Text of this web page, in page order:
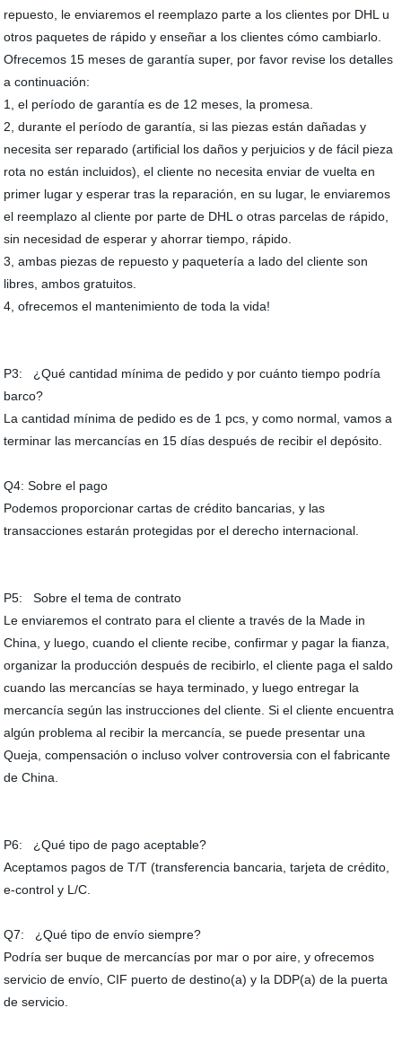
repuesto, le enviaremos el reemplazo parte a los clientes por DHL u
otros paquetes de rápido y enseñar a los clientes cómo cambiarlo.
Ofrecemos 15 meses de garantía super, por favor revise los detalles
a continuación:
1, el período de garantía es de 12 meses, la promesa.
2, durante el período de garantía, si las piezas están dañadas y
necesita ser reparado (artificial los daños y perjuicios y de fácil pieza
rota no están incluidos), el cliente no necesita enviar de vuelta en
primer lugar y esperar tras la reparación, en su lugar, le enviaremos
el reemplazo al cliente por parte de DHL o otras parcelas de rápido,
sin necesidad de esperar y ahorrar tiempo, rápido.
3, ambas piezas de repuesto y paquetería a lado del cliente son
libres, ambos gratuitos.
4, ofrecemos el mantenimiento de toda la vida!
P3: ¿Qué cantidad mínima de pedido y por cuánto tiempo podría
barco?
La cantidad mínima de pedido es de 1 pcs, y como normal, vamos a
terminar las mercancías en 15 días después de recibir el depósito.
Q4: Sobre el pago
Podemos proporcionar cartas de crédito bancarias, y las
transacciones estarán protegidas por el derecho internacional.
P5: Sobre el tema de contrato
Le enviaremos el contrato para el cliente a través de la Made in
China, y luego, cuando el cliente recibe, confirmar y pagar la fianza,
organizar la producción después de recibirlo, el cliente paga el saldo
cuando las mercancías se haya terminado, y luego entregar la
mercancía según las instrucciones del cliente. Si el cliente encuentra
algún problema al recibir la mercancía, se puede presentar una
Queja, compensación o incluso volver controversia con el fabricante
de China.
P6: ¿Qué tipo de pago aceptable?
Aceptamos pagos de T/T (transferencia bancaria, tarjeta de crédito,
e-control y L/C.
Q7: ¿Qué tipo de envío siempre?
Podría ser buque de mercancías por mar o por aire, y ofrecemos
servicio de envío, CIF puerto de destino(a) y la DDP(a) de la puerta
de servicio.